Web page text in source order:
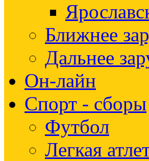
Ближнее
Дальнее
Он-лайн
Спорт - сборы
Футбол
Легкая